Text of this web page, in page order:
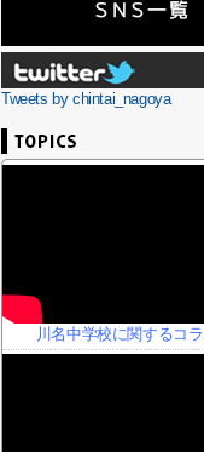
Tweets by chintai_nagoya
川名中学校に関するコ